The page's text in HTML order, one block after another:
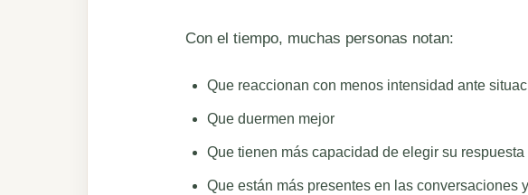
Con el tiempo, muchas personas notan:
Que reaccionan con menos intensidad ante
Que duermen mejor
Que tienen más capacidad de elegir su
Que están más presentes en las conversaciones